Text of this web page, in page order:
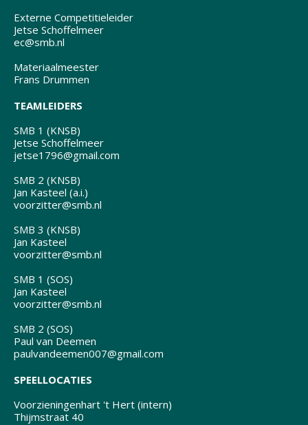
Externe Competitieleider
Jetse Schoffelmeer
ec@smb.nl
Materiaalmeester
Frans Drummen
TEAMLEIDERS
SMB 1 (KNSB)
Jetse Schoffelmeer
jetse1796@gmail.com
SMB 2 (KNSB)
Jan Kasteel (a.i.)
voorzitter@smb.nl
SMB 3 (KNSB)
Jan Kasteel
voorzitter@smb.nl
SMB 1 (SOS)
Jan Kasteel
voorzitter@smb.nl
SMB 2 (SOS)
Paul van Deemen
paulvandeemen007@gmail.com
SPEELLOCATIES
Voorzieningenhart 't Hert (intern)
Thijmstraat 40